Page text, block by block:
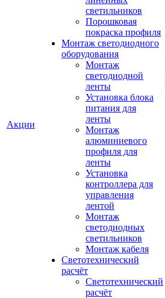
Акции
светильников
Порошковая
покраска профиля
Монтаж светодиодного
оборудования
Монтаж
светодиодной
ленты
Установка блока
питания для
ленты
Монтаж
алюминиевого
профиля для
ленты
Установка
контроллера для
управления
лентой
Монтаж
светодиодных
светильников
Монтаж кабеля
Светотехнический
расчёт
Светотехнический
расчёт